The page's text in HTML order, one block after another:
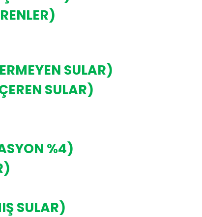
SULAR)
SULAR)
%4)
SULAR)